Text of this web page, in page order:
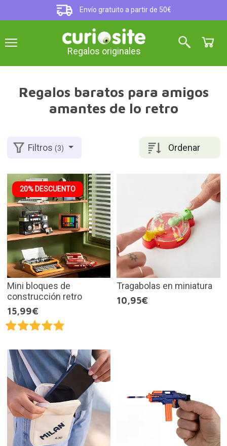
Envío gratuito a partir de 50€
Regalos originales
Regalos baratos para amigos
amantes de lo retro
Ordenar
Filtros(3)
20% DESCUENTO
Mini bloques de
construcción retro
15,99€
Tragabolas en miniatura
10,95€